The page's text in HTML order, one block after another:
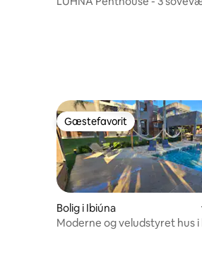
Gæstefavorit
Gæstefavorit
Bolig i Ibiúna
Moderne og veludstyret hus